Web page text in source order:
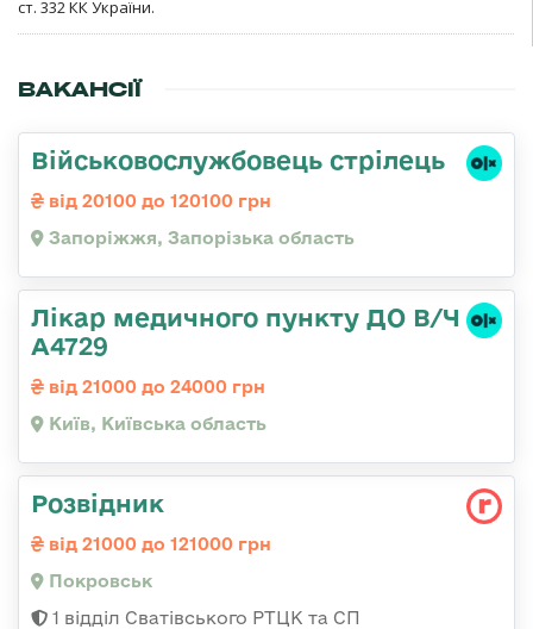
ст. 332 КК України.
ВАКАНСІЇ
Військовослужбовець стрілець
від 20100 до 120100 грн
Запоріжжя, Запорізька область
Лікар медичного пункту ДО В/Ч
А4729
від 21000 до 24000 грн
Київ, Київська область
Розвідник
від 21000 до 121000 грн
Покровськ
1 відділ Сватівського РТЦК та СП